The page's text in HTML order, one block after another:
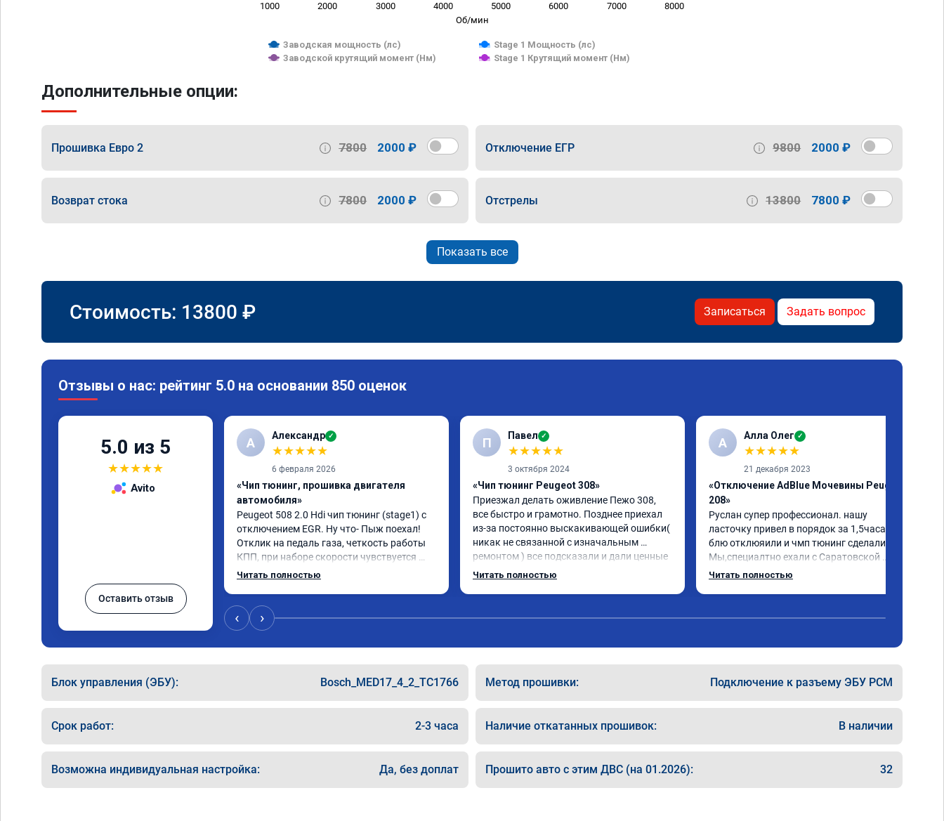
Об/мин
Заводская мощность (лс)
Stage 1 Мощность (лс)
Заводской крутящий момент (Нм)
Stage 1 Крутящий момент (Нм)
1000 2000 3000 4000 5000 6000 7000 8000
Дополнительные опции:
Прошивка Евро 2 7800 2000 ₽ Отключение ЕГР 9800 2000 ₽
Возврат стока 7800 2000 ₽ Отстрелы 13800 7800 ₽
Показать все
Стоимость: 13800 ₽ Записаться Задать вопрос
Отзывы о нас: рейтинг 5.0 на основании 850 оценок
5.0 из 5
★★★★★
Avito
Оставить отзыв
А Александр ✓
★★★★★
6 февраля 2026
«Чип тюнинг, прошивка двигателя
автомобиля»
Peugeot 508 2.0 Hdi чип тюнинг (stage1) с
отключением EGR. Ну что- Пыж поехал!
Отклик на педаль газа, четкость работы
КПП, при наборе скорости чувствуется
солидный запас мощности. Ребята
Читать полностью
П Павел ✓
★★★★★
3 октября 2024
«Чип тюнинг Peugeot 308»
Приезжал делать оживление Пежо 308,
все быстро и грамотно. Позднее приехал
из-за постоянно выскакивающей ошибки(
никак не связанной с изначальным
ремонтом ) все подсказали и дали ценные
указания как поступить. Категорически
Читать полностью
А Алла Олег ✓
★★★★★
21 декабря 2023
«Отключение AdBlue Мочевины Peugeot
208»
Руслан супер профессионал. нашу
ласточку привел в порядок за 1,5часа и
блю отклюяили и чмп тюнинг сделали.
Мы,специалтно ехали с Саратовской
области до Самары и не зря. Но у них есть
Читать полностью
‹ ›
Блок управления (ЭБУ): Bosch_MED17_4_2_TC1766 Метод прошивки: Подключение к разъему ЭБУ PCM
Срок работ: 2-3 часа Наличие откатанных прошивок: В наличии
Возможна индивидуальная настройка: Да, без доплат Прошито авто с этим ДВС (на 01.2026): 32